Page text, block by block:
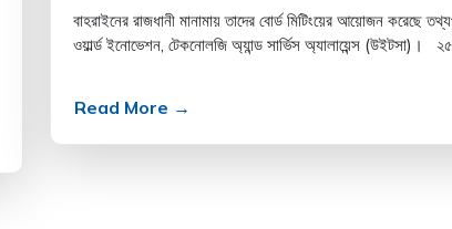
বাহরাইনের রাজধানী মানামায় তাদের বোর্ড মিটিংয়ের আয়োজন করেছে
ওয়ার্ল্ড ইনোভেশন, টেকনোলজি অ্যান্ড সার্ভিস অ্যালায়েন্স (উইটসা)।
Read More →